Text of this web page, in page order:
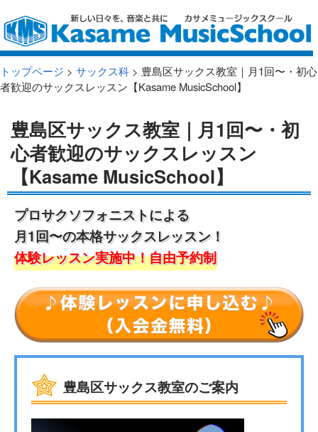
トップページ > サックス科 > 豊島区サックス教室｜月1回〜・初心
者歓迎のサックスレッスン【Kasame MusicSchool】
豊島区サックス教室｜月1回〜・初
心者歓迎のサックスレッスン
【Kasame MusicSchool】
プロサクソフォニストによる
月1回〜の本格サックスレッスン！
体験レッスン実施中！自由予約制
豊島区サックス教室のご案内